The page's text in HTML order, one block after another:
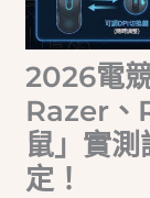
2026電
Razer、
鼠」實
定！